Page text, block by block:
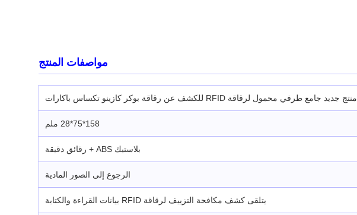
مواصفات المنتج
منتج جديد جامع طرفي محمول لرقاقة RFID للكشف عن رقاقة بوكر كازينو تكساس باكارات
158*75*28 ملم
بلاستيك ABS + رقائق دقيقة
الرجوع إلى الصور المادية
يتلقى كشف مكافحة التزييف لرقاقة RFID بيانات القراءة والكتابة